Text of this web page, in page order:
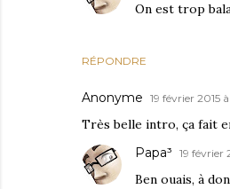
RÉPONDRE
On est trop
Anonyme 19 février 2015
Très belle intro, ça fait
Papa³ 19 février
Ben ouais, à